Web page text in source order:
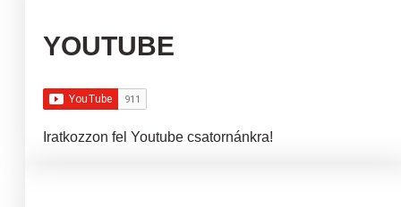
YOUTUBE
Iratkozzon fel Youtube csatornánkra!